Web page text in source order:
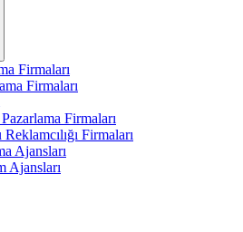
Firmaları
Firmaları
Firmaları
Firmaları
Ajansları
Ajansları